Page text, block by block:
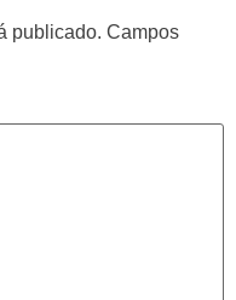
publicado. Campos